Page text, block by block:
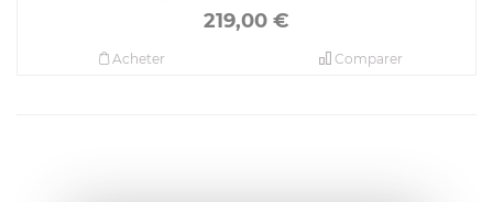
219,00 €
Comparer
Acheter